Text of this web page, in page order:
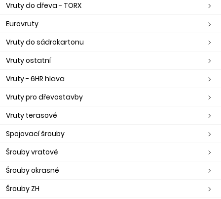
Vruty do dřeva - TORX
Eurovruty
Vruty do sádrokartonu
Vruty ostatní
Vruty - 6HR hlava
Vruty pro dřevostavby
Vruty terasové
Spojovací šrouby
Šrouby vratové
Šrouby okrasné
Šrouby ZH